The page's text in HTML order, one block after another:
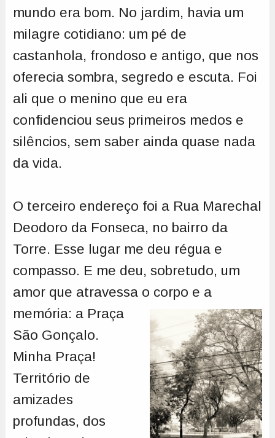
mundo era bom. No jardim, havia um
milagre cotidiano: um pé de
castanhola, frondoso e antigo, que nos
oferecia sombra, segredo e escuta. Foi
ali que o menino que eu era
confidenciou seus primeiros medos e
silêncios, sem saber ainda quase nada
da vida.
O terceiro endereço foi a Rua Marechal
Deodoro da Fonseca, no bairro da
Torre. Esse lugar me deu régua e
compasso. E me deu, sobretudo, um
amor que atravessa o corpo e a
memória: a Praça
São Gonçalo.
Minha Praça!
Território de
amizades
profundas, dos